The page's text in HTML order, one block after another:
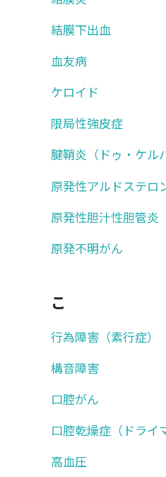
結膜下出血
血友病
ケロイド
限局性強皮症
腱鞘炎（ドゥ・ケル
原発性アルドステロ
原発性胆汁性胆管炎
原発不明がん
こ
行為障害（素行症）
構音障害
口腔がん
口腔乾燥症（ドライ
高血圧